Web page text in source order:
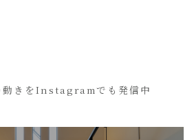
動きをInstagramでも発信中